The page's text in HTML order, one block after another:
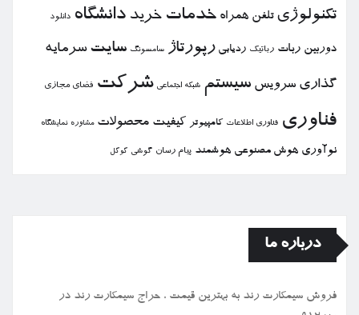
تكنولوژی تلفن همراه خدمات خرید دانشگاه دانلود
دوربین ربات رباتیك ردیابی رپورتاژ سامسونگ سایت سرمایه
گذاری سرویس سیستم شبكه اجتماعی شركت فضای مجازی
فناوری فناوری اطلاعات كامپیوتر كیفیت محصولات مشاوره نمایشگاه
نوآوری هوش مصنوعی هوشمند پیام رسان گوشی گوگل
درباره ما
فروش سیمكارت رند به بهترین قیمت ، حراج سیمكارت رند در